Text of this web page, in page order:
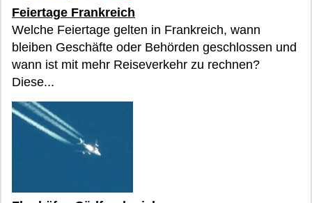
Feiertage Frankreich
Welche Feiertage gelten in Frankreich, wann
bleiben Geschäfte oder Behörden geschlossen und
wann ist mit mehr Reiseverkehr zu rechnen?
Diese...